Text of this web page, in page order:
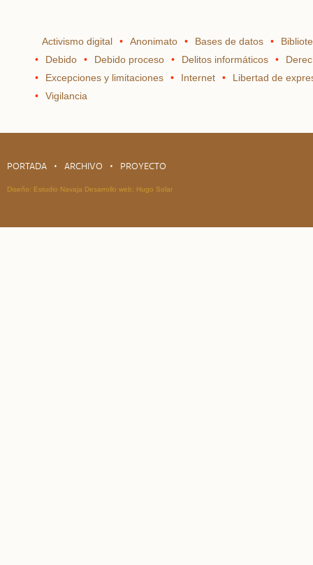
Activismo digital Anonimato Bases de datos
Debido
Debido proceso Delitos informáticos
Excepciones y limitaciones
Internet
Libertad de
Vigilancia
PORTADA ARCHIVO PROYECTO
Diseño: Estudio Navaja Desarrollo web: Hugo Solar